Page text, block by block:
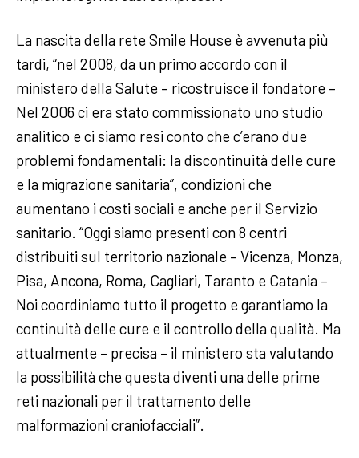
La nascita della rete Smile House è avvenuta più
tardi, “nel 2008, da un primo accordo con il
ministero della Salute – ricostruisce il fondatore –
Nel 2006 ci era stato commissionato uno studio
analitico e ci siamo resi conto che c’erano due
problemi fondamentali: la discontinuità delle cure
e la migrazione sanitaria”, condizioni che
aumentano i costi sociali e anche per il Servizio
sanitario. “Oggi siamo presenti con 8 centri
distribuiti sul territorio nazionale – Vicenza, Monza,
Pisa, Ancona, Roma, Cagliari, Taranto e Catania –
Noi coordiniamo tutto il progetto e garantiamo la
continuità delle cure e il controllo della qualità. Ma
attualmente – precisa – il ministero sta valutando
la possibilità che questa diventi una delle prime
reti nazionali per il trattamento delle
malformazioni craniofacciali”.